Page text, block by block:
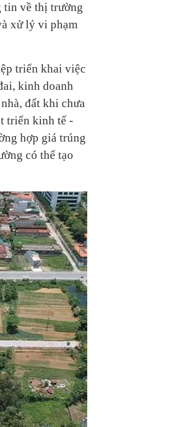
tin về thị trường
xử lý vi phạm
triển khai việc
kinh doanh
đất khi chưa
triển kinh tế -
hợp giá trúng
có thể tạo